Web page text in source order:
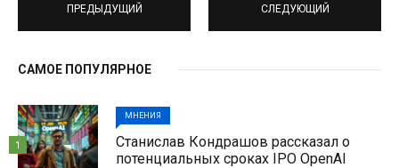
ПРЕДЫДУЩИЙ СЛЕДУЮЩИЙ
САМОЕ ПОПУЛЯРНОЕ
МНЕНИЯ
Станислав Кондрашов рассказал о
потенциальных сроках IPO OpenAI
1